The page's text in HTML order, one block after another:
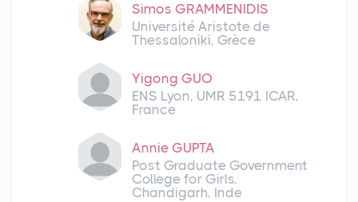
Simos GRAMMENIDIS
Université Aristote de
Thessaloniki, Grèce
Yigong GUO
ENS Lyon, UMR 5191 ICAR,
France
Annie GUPTA
Post Graduate Government
College for Girls,
Chandigarh, Inde